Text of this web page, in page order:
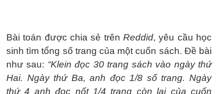
Bài toán được chia sẻ trên Reddid, yêu cầu học
sinh tìm tổng số trang của một cuốn sách. Đề bài
như sau: “Klein đọc 30 trang sách vào ngày thứ
Hai. Ngày thứ Ba, anh đọc 1/8 số trang. Ngày
thứ 4 anh đọc nốt 1/4 trang còn lại của cuốn